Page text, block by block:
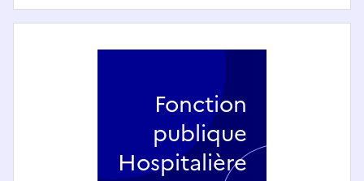
Fonction
publique
Hospitalière